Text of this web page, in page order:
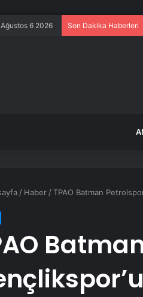
6 2026 Son Dakika Haberleri
/ Haber /TPAO Batman